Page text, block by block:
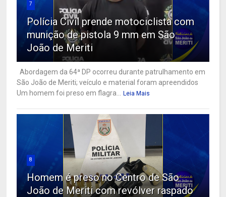
7
Polícia Civil prende motociclista com
munição de pistola 9 mm em São
João de Meriti
Abordagem da 64ª DP ocorreu durante patrulhamento em
São João de Meriti; veículo e material foram apreendidos
Um homem foi preso em flagra...
Leia Mais
8
Homem é preso no Centro de São
João de Meriti com revólver raspado